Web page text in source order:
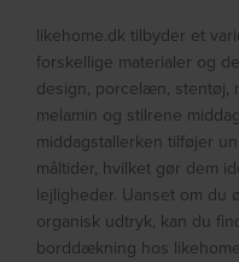
likehome.dk tilbyder et
forskellige materialer og
design, porcelæn, stentøj,
melamin og stilrene
middagstallerken tilføjer
måltider, hvilket gør dem
lejligheder. Uanset om du
organisk udtryk, kan du
borddækning hos